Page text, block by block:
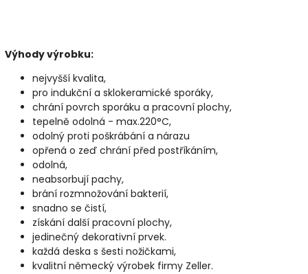
Výhody výrobku:
nejvyšší kvalita,
pro indukční a sklokeramické sporáky,
chrání povrch sporáku a pracovní plochy,
tepelně odolná - max.220°C,
odolný proti poškrábání a nárazu
opřená o zeď chrání před postříkáním,
odolná,
neabsorbují pachy,
brání rozmnožování bakterií,
snadno se čistí,
získání další pracovní plochy,
jedinečný dekorativní prvek.
každá deska s šesti nožičkami,
kvalitní německý výrobek firmy Zeller.